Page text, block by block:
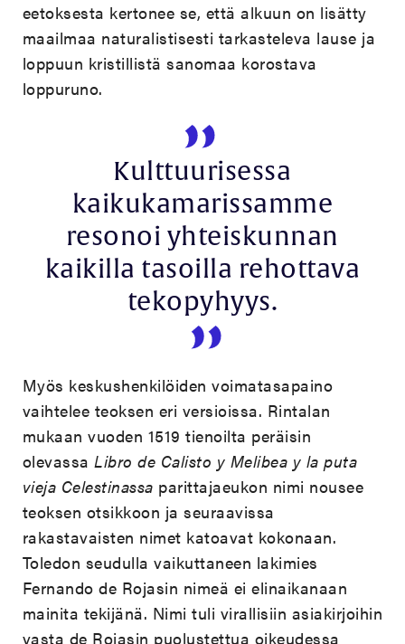
eetoksesta kertonee se, että alkuun on lisätty
maailmaa naturalistisesti tarkasteleva lause ja
loppuun kristillistä sanomaa korostava
loppuruno.
Kulttuurisessa
kaikukamarissamme
resonoi yhteiskunnan
kaikilla tasoilla rehottava
tekopyhyys.
Myös keskushenkilöiden voimatasapaino
vaihtelee teoksen eri versioissa. Rintalan
mukaan vuoden 1519 tienoilta peräisin
olevassaLibro de Calisto y Melibea y la puta
vieja Celestinassa parittajaeukon nimi nousee
teoksen otsikkoon ja seuraavissa
rakastavaisten nimet katoavat kokonaan.
Toledon seudulla vaikuttaneen lakimies
Fernando de Rojasin nimeä ei elinaikanaan
mainita tekijänä. Nimi tuli virallisiin asiakirjoihin
vasta de Rojasin puolustettua oikeudessa